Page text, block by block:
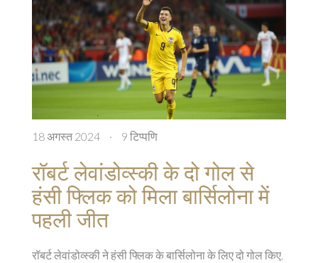
18 अगस्त 2024 · 9 टिप्पणि
रॉबर्ट लेवांडोव्स्की के दो गोल से
हंसी फ्लिक को मिला बार्सिलोना में
पहली जीत
रॉबर्ट लेवांडोव्स्की ने हंसी फ्लिक के बार्सिलोना के लिए दो गोल किए,